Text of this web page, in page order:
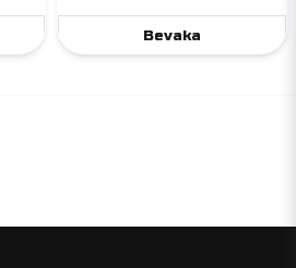
Bevaka